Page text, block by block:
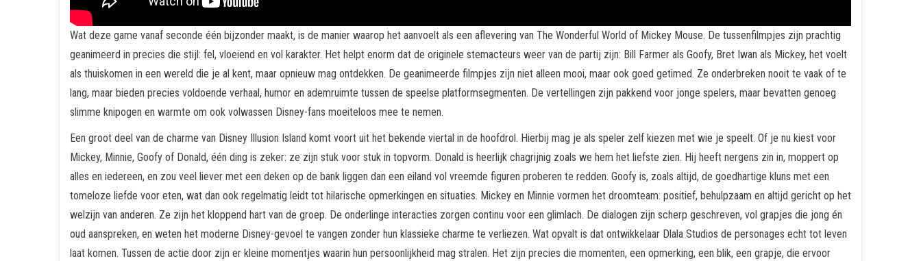
Wat deze game vanaf seconde één bijzonder maakt, is de manier waarop het aanvoelt als een aflevering van The Wonderful World of Mickey Mouse. De tussenfilmpjes zijn prachtig
geanimeerd in precies die stijl: fel, vloeiend en vol karakter. Het helpt enorm dat de originele stemacteurs weer van de partij zijn: Bill Farmer als Goofy, Bret Iwan als Mickey, het voelt
als thuiskomen in een wereld die je al kent, maar opnieuw mag ontdekken. De geanimeerde filmpjes zijn niet alleen mooi, maar ook goed getimed. Ze onderbreken nooit te vaak of te
lang, maar bieden precies voldoende verhaal, humor en ademruimte tussen de speelse platformsegmenten. De vertellingen zijn pakkend voor jonge spelers, maar bevatten genoeg
slimme knipogen en warmte om ook volwassen Disney-fans moeiteloos mee te nemen.
Een groot deel van de charme van Disney Illusion Island komt voort uit het bekende viertal in de hoofdrol. Hierbij mag je als speler zelf kiezen met wie je speelt. Of je nu kiest voor
Mickey, Minnie, Goofy of Donald, één ding is zeker: ze zijn stuk voor stuk in topvorm. Donald is heerlijk chagrijnig zoals we hem het liefste zien. Hij heeft nergens zin in, moppert op
alles en iedereen, en zou veel liever met een deken op de bank liggen dan een eiland vol vreemde figuren proberen te redden. Goofy is, zoals altijd, de goedhartige kluns met een
tomeloze liefde voor eten, wat dan ook regelmatig leidt tot hilarische opmerkingen en situaties. Mickey en Minnie vormen het droomteam: positief, behulpzaam en altijd gericht op het
welzijn van anderen. Ze zijn het kloppend hart van de groep. De onderlinge interacties zorgen continu voor een glimlach. De dialogen zijn scherp geschreven, vol grapjes die jong én
oud aanspreken, en weten het moderne Disney-gevoel te vangen zonder hun klassieke charme te verliezen. Wat opvalt is dat ontwikkelaar Dlala Studios de personages echt tot leven
laat komen. Tussen de actie door zijn er kleine momentjes waarin hun persoonlijkheid mag stralen. Het zijn precies die momenten, een opmerking, een blik, een grapje, die ervoor